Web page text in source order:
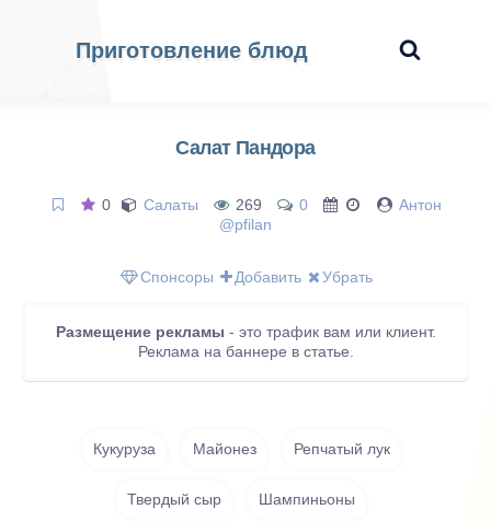
Приготовление блюд
Салат Пандора
0 Салаты 269 0
Антон
@pfilan
Спонсоры Добавить Убрать
Размещение рекламы - это трафик вам или клиент.
Реклама на баннере в статье.
Кукуруза Майонез Репчатый лук
Твердый сыр Шампиньоны